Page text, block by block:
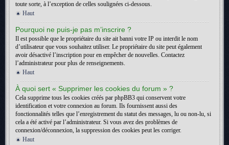
toute sorte, à l’exception de celles soulignées ci-dessous.
Haut
Pourquoi ne puis-je pas m’inscrire ?
Il est possible que le propriétaire du site ait banni votre IP ou interdit le nom
d’utilisateur que vous souhaitez utiliser. Le propriétaire du site peut également
avoir désactivé l’inscription pour en empêcher de nouvelles. Contactez
l’administrateur pour plus de renseignements.
Haut
À quoi sert « Supprimer les cookies du forum » ?
Cela supprime tous les cookies créés par phpBB3 qui conservent votre
identification et votre connexion au forum. Ils fournissent aussi des
fonctionnalités telles que l’enregistrement du statut des messages, lu ou non-lu, si
cela a été activé par l’administrateur. Si vous avez des problèmes de
connexion/déconnexion, la suppression des cookies peut les corriger.
Haut